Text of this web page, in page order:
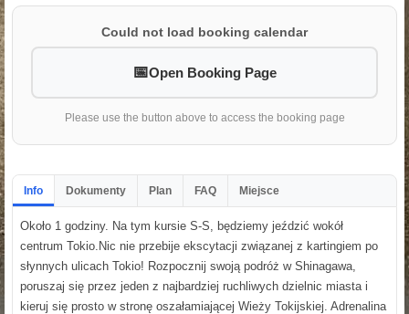
Could not load booking calendar
Open Booking Page
Please use the button above to access the booking page
Info Dokumenty Plan FAQ Miejsce
Około 1 godziny. Na tym kursie S-S, będziemy jeździć wokół
centrum Tokio.Nic nie przebije ekscytacji związanej z kartingiem po
słynnych ulicach Tokio! Rozpocznij swoją podróż w Shinagawa,
poruszaj się przez jeden z najbardziej ruchliwych dzielnic miasta i
kieruj się prosto w stronę oszałamiającej Wieży Tokijskiej. Adrenalina